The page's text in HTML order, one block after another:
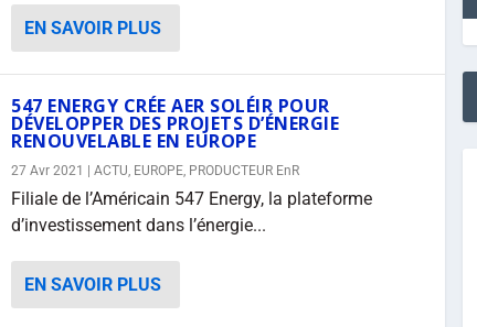
EN SAVOIR PLUS
547 ENERGY CRÉE AER SOLÉIR POUR
DÉVELOPPER DES PROJETS D’ÉNERGIE
RENOUVELABLE EN EUROPE
27 Avr 2021 ACTU, EUROPE, PRODUCTEUR EnR
Filiale de l’Américain 547 Energy, la plateforme
d’investissement dans l’énergie...
EN SAVOIR PLUS